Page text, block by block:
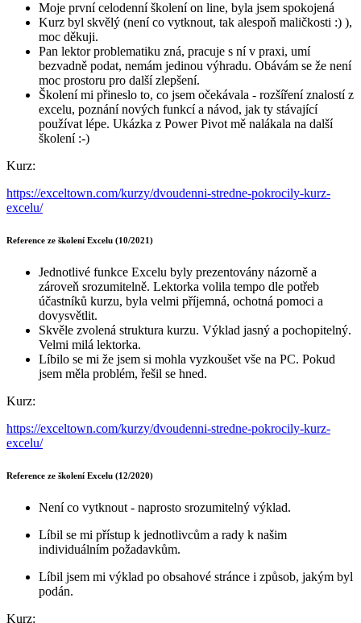
Moje první celodenní školení on line, byla jsem spokojená
Kurz byl skvělý (není co vytknout, tak alespoň maličkosti :) ),
moc děkuji.
Pan lektor problematiku zná, pracuje s ní v praxi, umí
bezvadně podat, nemám jedinou výhradu. Obávám se že není
moc prostoru pro další zlepšení.
Školení mi přineslo to, co jsem očekávala - rozšíření znalostí z
excelu, poznání nových funkcí a návod, jak ty stávající
používat lépe. Ukázka z Power Pivot mě nalákala na další
školení :-)
Kurz:
https://exceltown.com/kurzy/dvoudenni-stredne-pokrocily-kurz-
excelu/
Reference ze školení Excelu (10/2021)
Jednotlivé funkce Excelu byly prezentovány názorně a
zároveň srozumitelně. Lektorka volila tempo dle potřeb
účastníků kurzu, byla velmi příjemná, ochotná pomoci a
dovysvětlit.
Skvěle zvolená struktura kurzu. Výklad jasný a pochopitelný.
Velmi milá lektorka.
Líbilo se mi že jsem si mohla vyzkoušet vše na PC. Pokud
jsem měla problém, řešil se hned.
Kurz:
https://exceltown.com/kurzy/dvoudenni-stredne-pokrocily-kurz-
excelu/
Reference ze školení Excelu (12/2020)
Není co vytknout - naprosto srozumitelný výklad.
Líbil se mi přístup k jednotlivcům a rady k našim
individuálním požadavkům.
Líbil jsem mi výklad po obsahové stránce i způsob, jakým byl
podán.
Kurz: